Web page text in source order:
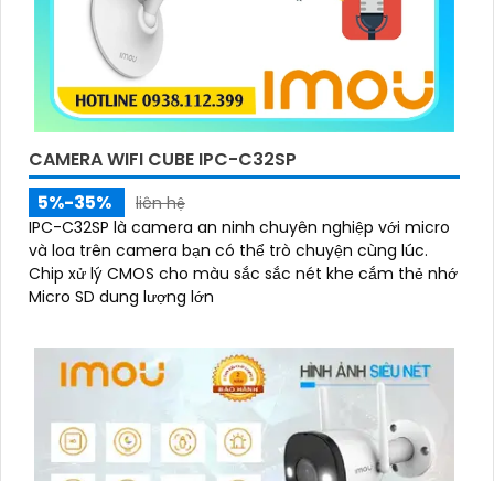
CAMERA WIFI CUBE IPC-C32SP
5%-35%
liên hệ
IPC-C32SP là camera an ninh chuyên nghiệp với micro
và loa trên camera bạn có thể trò chuyện cùng lúc.
Chip xử lý CMOS cho màu sắc sắc nét khe cắm thẻ nhớ
Micro SD dung lượng lớn